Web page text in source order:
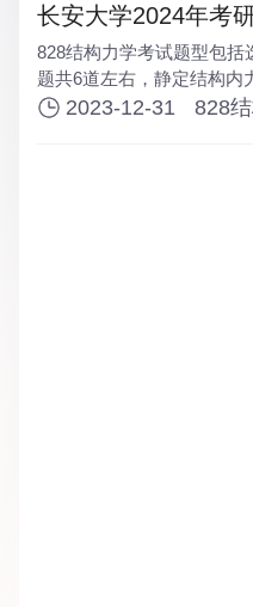
长安大学2024年考
大纲
828结构力学考试题型包
题共6道左右，静定结构内
法、矩阵位移法、结构动
2023-12-31 828